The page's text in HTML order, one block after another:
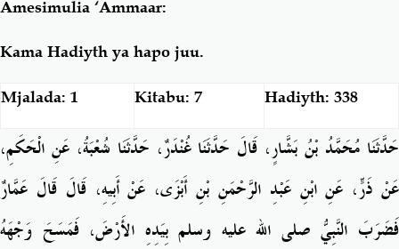
Amesimulia ‘Ammaar:
Kama Hadiyth ya hapo juu.
Mjalada: 1 Kitabu: 7 Hadiyth: 338
حَدَّثَنَا مُحَمَّدُ بْنُ بَشَّارٍ، قَالَ حَدَّثَنَا غُنْدَرٌ، حَدَّثَنَا شُعْبَةُ، عَنِ الْحَكَمِ،
عَنْ ذَرٍّ، عَنِ ابْنِ عَبْدِ الرَّحْمَنِ بْنِ أَبْزَى، عَنْ أَبِيهِ، قَالَ قَالَ عَمَّارٌ
فَضَرَبَ النَّبِيُّ صلى الله عليه وسلم بِيَدِهِ الأَرْضَ، فَمَسَحَ وَجْهَهُ